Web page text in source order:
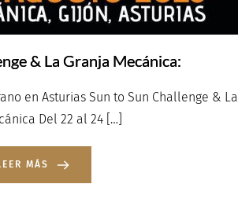
& La Granja Mecánica:
en Asturias Sun to Sun Challenge & La
Del 22 al 24 […]
MÁS